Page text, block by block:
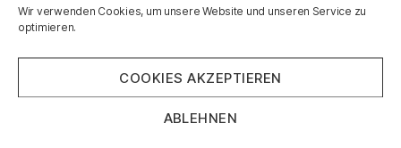
Wir verwenden Cookies, um unsere Website und unseren Service zu
optimieren.
COOKIES AKZEPTIEREN
ABLEHNEN